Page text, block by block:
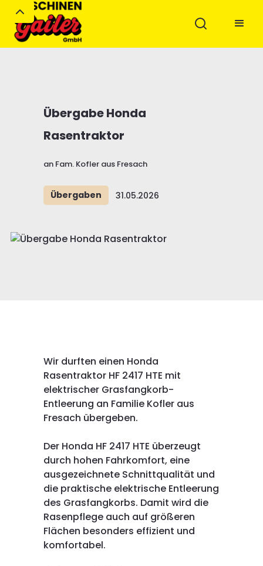
Übergabe Honda
Rasentraktor
an Fam. Kofler aus Fresach
Übergaben 31.05.2026
Wir durften einen Honda
Rasentraktor HF 2417 HTE mit
elektrischer Grasfangkorb-
Entleerung an Familie Kofler aus
Fresach übergeben.
Der Honda HF 2417 HTE überzeugt
durch hohen Fahrkomfort, eine
ausgezeichnete Schnittqualität und
die praktische elektrische Entleerung
des Grasfangkorbs. Damit wird die
Rasenpflege auch auf größeren
Flächen besonders effizient und
komfortabel.